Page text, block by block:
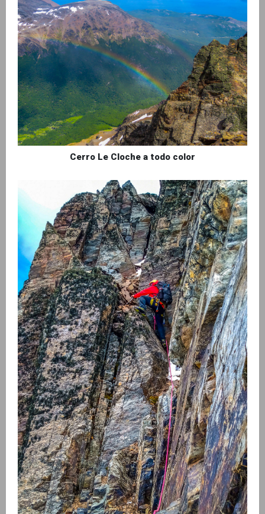
Cerro Le Cloche a todo color